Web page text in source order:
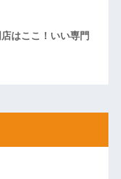
はここ！いい専門